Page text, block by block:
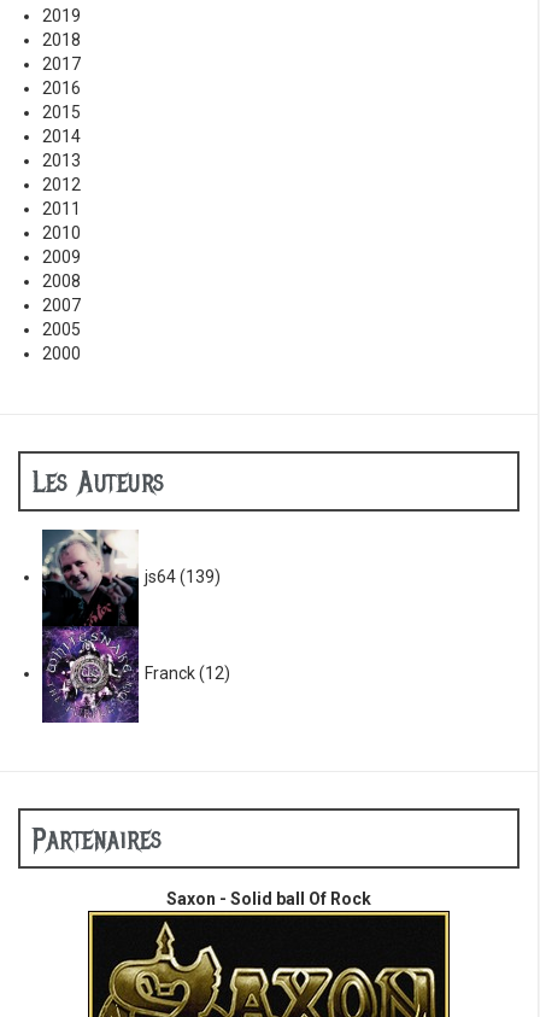
2019
2018
2017
2016
2015
2014
2013
2012
2011
2010
2009
2008
2007
2005
2000
Les Auteurs
js64(139)
Franck(12)
Partenaires
Saxon - Solid ball Of Rock